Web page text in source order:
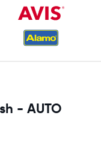
- AUTO